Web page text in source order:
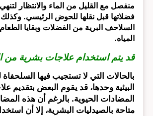
منفصل مع القليل من الماء والانتظار لتنهي
فضلاتها قبل نقلها للحوض الرئيسي. وكذلك
السلاحف البرية من الفضلات وبقايا
المياه.
قد يتم استخدام علاجات بشرية من
بالحالات التي لا تستجيب فيها
البيئية وحدها، قد يقوم البعض بتقديم
المضادات الحيوية. بالرغم أن هذه
متاحة بالصيدليات البشرية، إلا أن